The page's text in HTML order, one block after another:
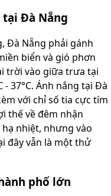
Đà Nẵng
Đà Nẵng phải gánh
biển và gió phơn
trời vào giữa trưa tại
37°C. Ánh nắng tại Đà
với chỉ số tia cực tím
thế về đêm nhận
nhiệt, nhưng vào
đây vẫn là một thử
phố lớn